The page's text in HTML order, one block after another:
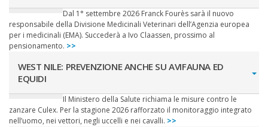
Dal 1° settembre 2026 Franck Fourès sarà il nuovo
responsabile della Divisione Medicinali Veterinari dell’Agenzia europea
per i medicinali (EMA). Succederà a Ivo Claassen, prossimo al
pensionamento. >>
WEST NILE: PREVENZIONE ANCHE SU AVIFAUNA ED
EQUIDI
Il Ministero della Salute richiama le misure contro le
zanzare Culex. Per la stagione 2026 rafforzato il monitoraggio integrato
nell’uomo, nei vettori, negli uccelli e nei cavalli. >>